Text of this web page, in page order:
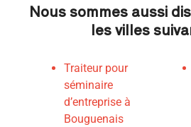
Nous sommes aussi
les villes
Traiteur pour
séminaire
d’entreprise à
Bouguenais